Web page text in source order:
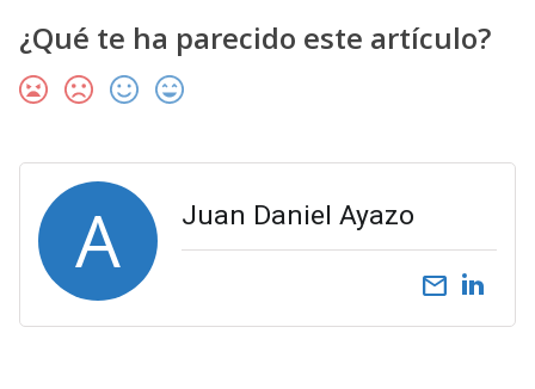
¿Qué te ha parecido este artículo?
A Juan Daniel Ayazo
email